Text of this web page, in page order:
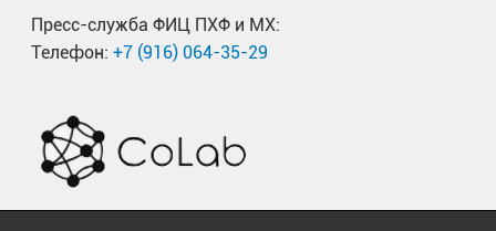
Пресс-служба ФИЦ ПХФ и МХ:
Телефон: +7 (916) 064-35-29